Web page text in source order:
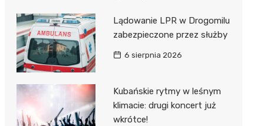
i
ulgi
Lądowanie LPR w Drogomilu
zabezpieczone przez służby
6 sierpnia 2026
Kubańskie rytmy w leśnym
klimacie: drugi koncert już
wkrótce!